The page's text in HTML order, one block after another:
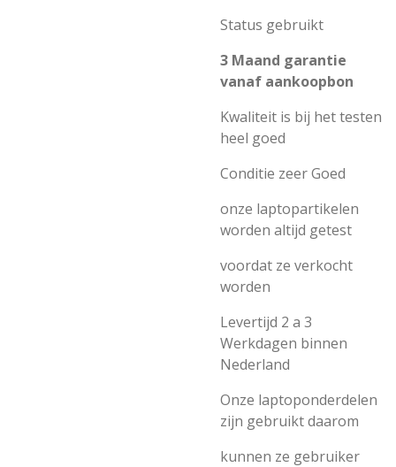
Status gebruikt
3 Maand garantie
vanaf aankoopbon
Kwaliteit is bij het testen
heel goed
Conditie zeer Goed
onze laptopartikelen
worden altijd getest
voordat ze verkocht
worden
Levertijd 2 a 3
Werkdagen binnen
Nederland
Onze laptoponderdelen
zijn gebruikt daarom
kunnen ze gebruiker